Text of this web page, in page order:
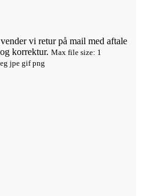
vi retur på mail med aftale
korrektur. Max file size: 1
jpe gif png